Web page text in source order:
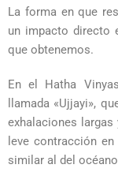
La forma en que
un impacto directo
que obtenemos.
En el Hatha
llamada «Ujjayi»,
exhalaciones
leve contracción
similar al del